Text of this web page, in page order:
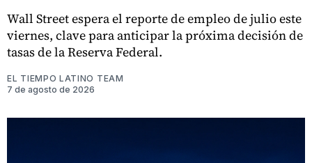
Wall Street espera el reporte de empleo de julio este
viernes, clave para anticipar la próxima decisión de
tasas de la Reserva Federal.
EL TIEMPO LATINO TEAM
7 de agosto de 2026